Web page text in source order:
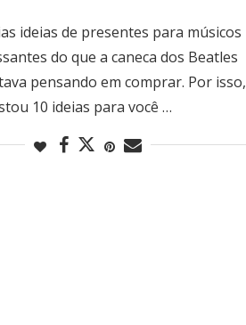
ideias de presentes para músicos
do que a caneca dos Beatles
pensando em comprar. Por isso,
10 ideias para você …